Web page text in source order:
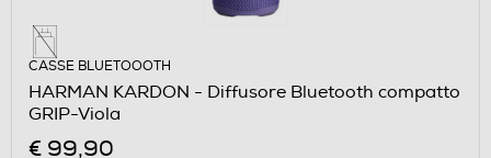
CASSE BLUETOOOTH
HARMAN KARDON - Diffusore Bluetooth compatto
GRIP-Viola
€ 99,90